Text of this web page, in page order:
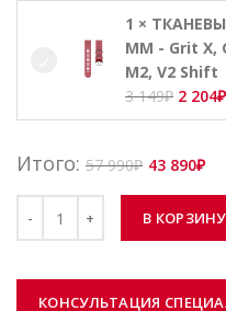
3
149₽.
1 ×
ММ - Grit X,
M2, V2 Shift
3 149₽
цена
3
149₽.
2 204₽
Итого: 57 990₽ 43 890₽
В КОРЗИНУ
КОНСУЛЬТАЦИЯ